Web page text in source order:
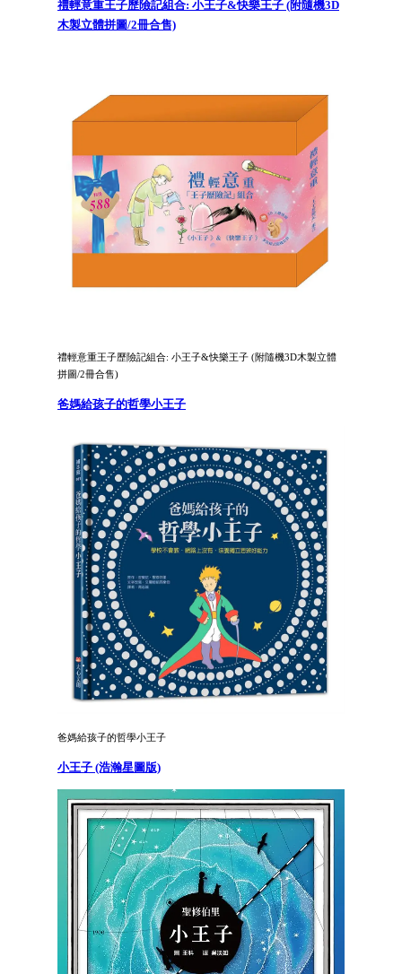
禮輕意重王子歷險記組合: 小王子&快樂王子 (附隨機3D
木製立體拼圖/2冊合售)
禮輕意重王子歷險記組合: 小王子&快樂王子 (附隨機3D木製立體
拼圖/2冊合售)
爸媽給孩子的哲學小王子
爸媽給孩子的哲學小王子
小王子 (浩瀚星圖版)